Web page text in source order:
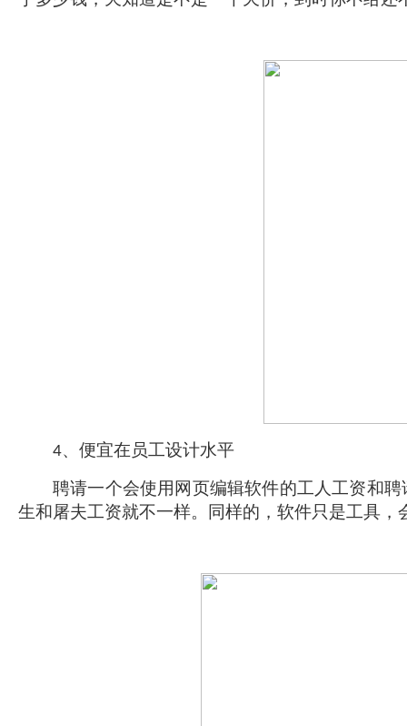
4、便宜在员工设计水平
聘请一个会使用网页编辑软件的工人工资和聘
生和屠夫工资就不一样。同样的，软件只是工具